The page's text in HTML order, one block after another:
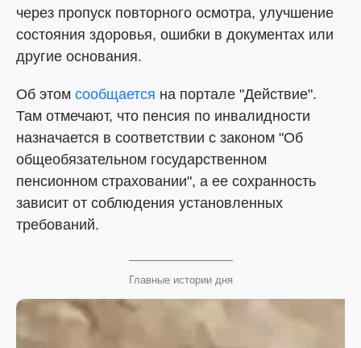
через пропуск повторного осмотра, улучшение
состояния здоровья, ошибки в документах или
другие основания.
Об этом сообщается на портале "Действие".
Там отмечают, что пенсия по инвалидности
назначается в соответствии с законом "Об
общеобязательном государственном
пенсионном страховании", а ее сохранность
зависит от соблюдения установленных
требований.
Главные истории дня